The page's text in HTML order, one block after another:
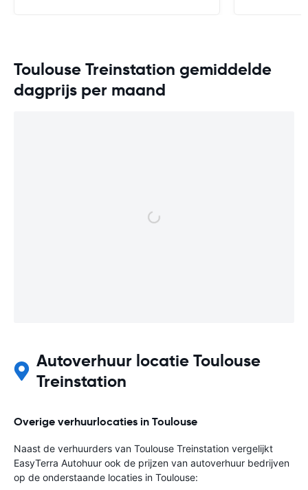
Toulouse Treinstation gemiddelde
dagprijs per maand
Autoverhuur locatie Toulouse
Treinstation
Overige verhuurlocaties in Toulouse
Naast de verhuurders van Toulouse Treinstation vergelijkt
EasyTerra Autohuur ook de prijzen van autoverhuur bedrijven
op de onderstaande locaties in Toulouse: